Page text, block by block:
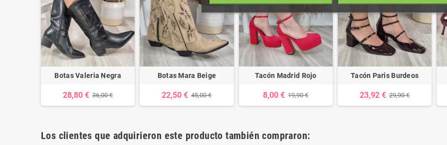
Botas Valeria Negra
28,80 € 36,00 €
Botas Mara Beige
22,50 € 45,00 €
Tacón Madrid Rojo
8,00 € 19,90 €
Tacón Paris Burdeos
23,92 € 29,90 €
Los clientes que adquirieron este producto también compraron: